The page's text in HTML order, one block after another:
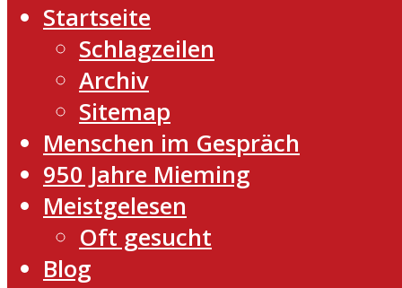
Startseite
Schlagzeilen
Archiv
Sitemap
Menschen im Gespräch
950 Jahre Mieming
Meistgelesen
Oft gesucht
Blog